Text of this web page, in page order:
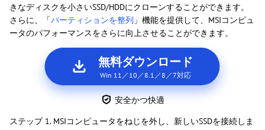
きなディスクを小さいSSD/HDDにクローンすることができます。
さらに、「パーティションを整列 」機能を提供して、MSIコンピュ
ータのパフォーマンスをさらに向上させることができます。
無料ダウンロード
Win 11／10／8.1／8／7対応
安全かつ快適
ステップ 1. MSIコンピュータをねじを外し、新しいSSDを接続しま